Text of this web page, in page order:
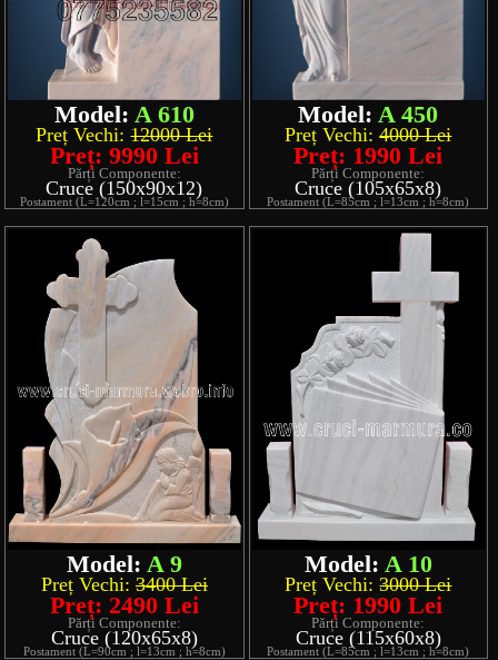
Model: A 610
Preț Vechi:12000 Lei
Preț: 9990 Lei
Părți Componente:
Cruce (150x90x12)
Postament (L=120cm ; l=15cm ; h=8cm)
Model: A 450
Preț Vechi:4000 Lei
Preț: 1990 Lei
Părți Componente:
Cruce (105x65x8)
Postament (L=85cm ; l=13cm ; h=8cm)
Model: A 9
Preț Vechi: 3400 Lei
Preț: 2490 Lei
Părți Componente:
Cruce (120x65x8)
Postament (L=90cm ; l=13cm ; h=8cm)
Model: A 10
Preț Vechi:3000 Lei
Preț: 1990 Lei
Părți Componente:
Cruce (115x60x8)
Postament (L=85cm ; l=13cm ; h=8cm)